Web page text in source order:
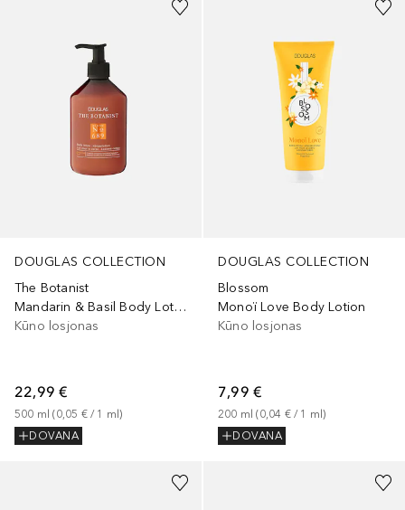
DOUGLAS COLLECTION
The Botanist
Mandarin & Basil Body Lotion
Kūno losjonas
22,99 €
500 ml (0,05 € / 1 ml)
DOVANA
DOUGLAS COLLECTION
Blossom
Monoï Love Body Lotion
Kūno losjonas
7,99 €
200 ml (0,04 € / 1 ml)
DOVANA